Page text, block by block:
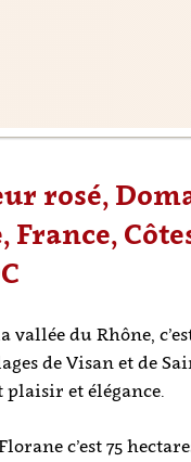
rosé,
France,
vallée du Rhône,
de Visan et de
et élégance.
c’est 75